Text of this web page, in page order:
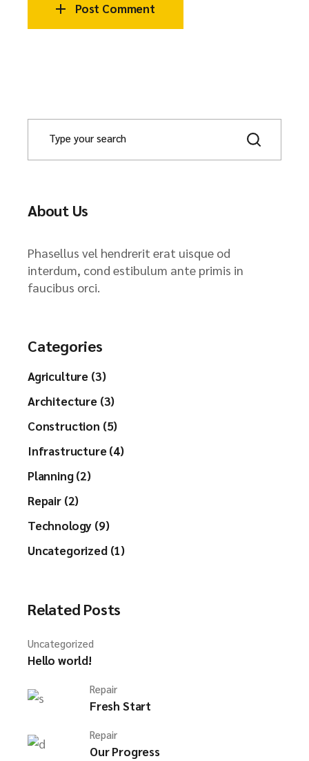
Post Comment
About Us
Phasellus vel hendrerit erat uisque od
interdum, cond estibulum ante primis in
faucibus orci.
Categories
Agriculture (3)
Architecture (3)
Construction (5)
Infrastructure (4)
Planning (2)
Repair (2)
Technology (9)
Uncategorized (1)
Related Posts
Uncategorized
Hello world!
Repair
Fresh Start
Repair
Our Progress